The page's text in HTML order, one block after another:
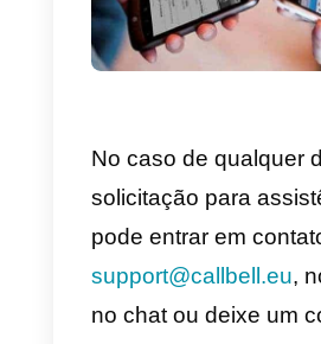
Como
o Join.chat
Instalar o
muito fácil